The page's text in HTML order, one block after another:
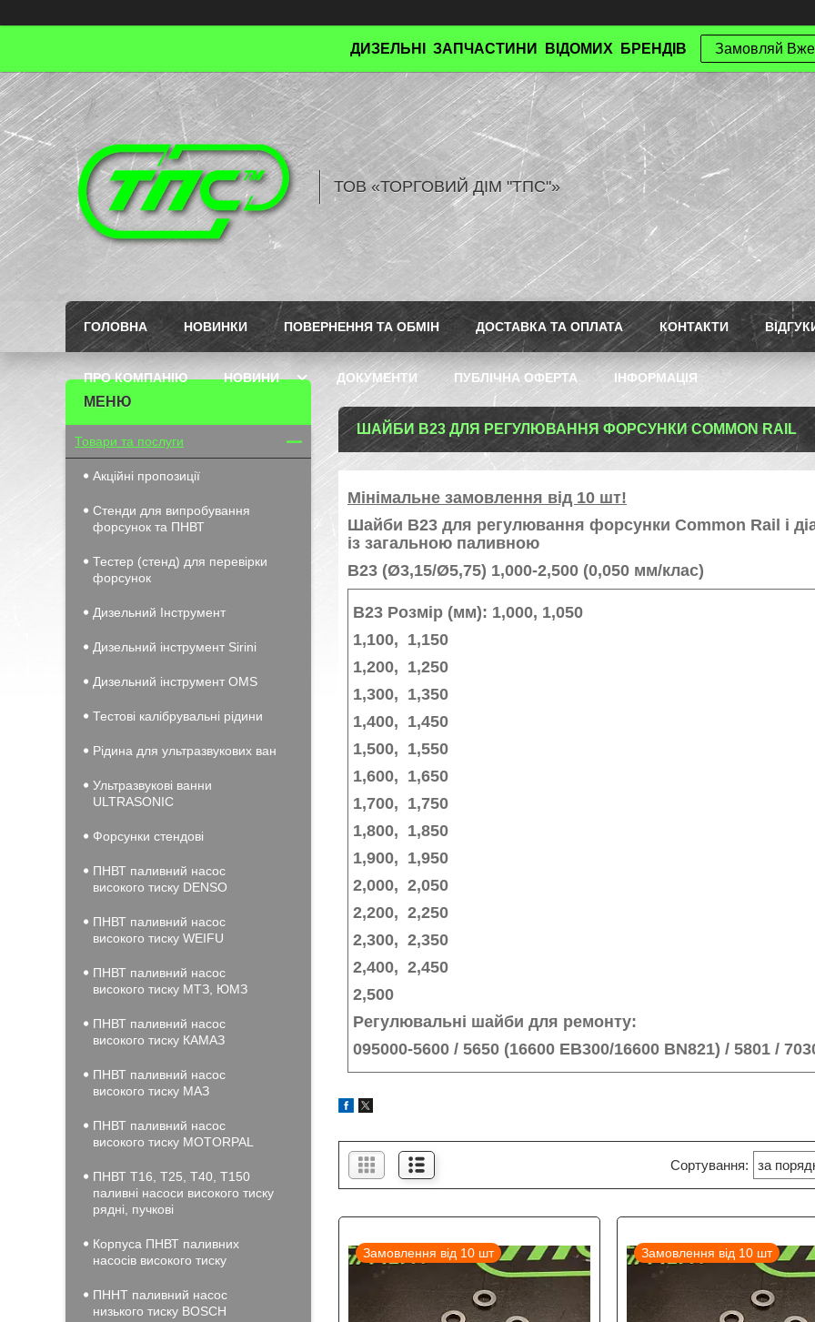
ДИЗЕЛЬНІ ЗАПЧАСТИНИ ВІДОМИХ БРЕНДІВ Замовляй
ТОВ «ТОРГОВИЙ ДІМ "ТПС"»
ГОЛОВНА НОВИНКИ ПОВЕРНЕННЯ ТА ОБМІН ДОСТАВКА ТА ОПЛАТА КОНТАКТИ
ПРО КОМПАНІЮ НОВИНИ ДОКУМЕНТИ ПУБЛІЧНА ОФЕРТА ІНФОРМАЦІЯ
ШАЙБИ B23 ДЛЯ РЕГУЛЮВАННЯ ФОРСУНКИ COMMON RAIL
Мінімальне замовлення від 10 шт!
Шайби B23 для регулювання форсунки Common Rail і
із загальною паливною
B23 (Ø3,15/Ø5,75) 1,000-2,500 (0,050 мм/клас)
B23 Розмір (мм): 1,000, 1,050
1,100, 1,150
1,200, 1,250
1,300, 1,350
1,400, 1,450
1,500, 1,550
1,600, 1,650
1,700, 1,750
1,800, 1,850
1,900, 1,950
2,000, 2,050
2,200, 2,250
2,300, 2,350
2,400, 2,450
2,500
Регулювальні шайби для ремонту:
095000-5600 / 5650 (16600 EB300/16600 BN821) / 5801 /
Замовлення від 10 шт Замовлення від 10 шт
Товари та послуги
Акційні пропозиції
Стенди для випробування
форсунок та ПНВТ
Тестер (стенд) для перевірки
форсунок
Дизельний Інструмент
Дизельний інструмент Sirini
Дизельний інструмент OMS
Тестові калібрувальні рідини
Рідина для ультразвукових ван
Ультразвукові ванни
ULTRASONIC
Форсунки стендові
ПНВТ паливний насос
високого тиску DENSO
ПНВТ паливний насос
високого тиску WEIFU
ПНВТ паливний насос
високого тиску МТЗ, ЮМЗ
ПНВТ паливний насос
високого тиску КАМАЗ
ПНВТ паливний насос
високого тиску МАЗ
ПНВТ паливний насос
високого тиску MOTORPAL
ПНВТ Т16, Т25, Т40, Т150
паливні насоси високого тиску
рядні, пучкові
Корпуса ПНВТ паливних
насосів високого тиску
ПННТ паливний насос
низького тиску BOSCH